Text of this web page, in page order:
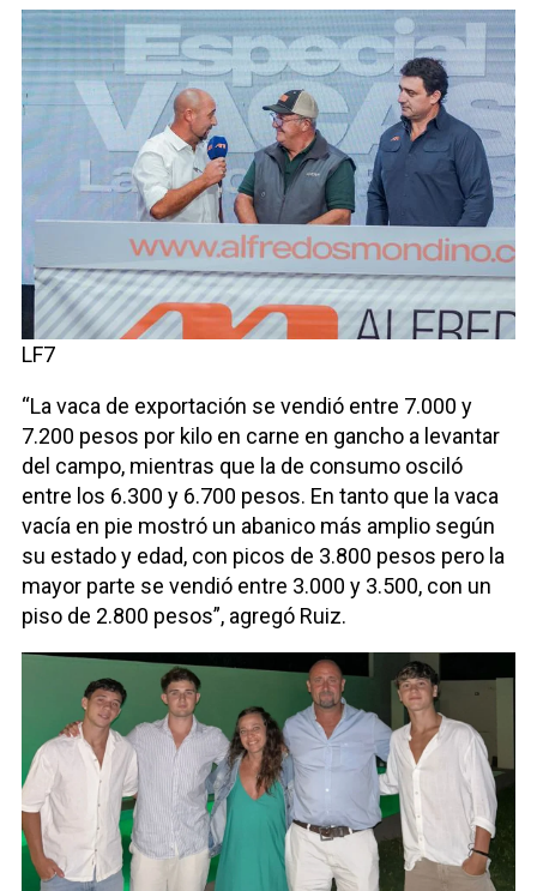
LF7
“La vaca de exportación se vendió entre 7.000 y
7.200 pesos por kilo en carne en gancho a levantar
del campo, mientras que la de consumo osciló
entre los 6.300 y 6.700 pesos. En tanto que la vaca
vacía en pie mostró un abanico más amplio según
su estado y edad, con picos de 3.800 pesos pero la
mayor parte se vendió entre 3.000 y 3.500, con un
piso de 2.800 pesos”, agregó Ruiz.